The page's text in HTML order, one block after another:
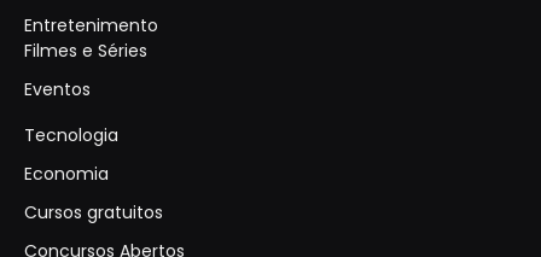
Entretenimento
Filmes e Séries
Eventos
Tecnologia
Economia
Cursos gratuitos
Concursos Abertos